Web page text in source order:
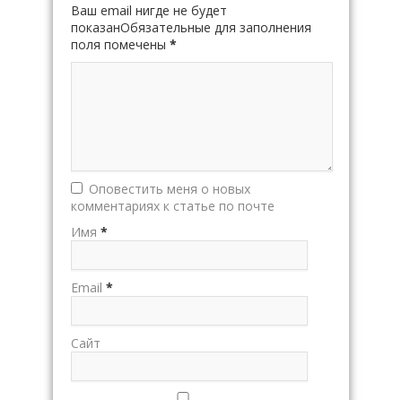
Ваш email нигде не будет
показанОбязательные для заполнения
поля помечены *
Оповестить меня о новых
комментариях к статье по почте
Имя *
Email *
Сайт